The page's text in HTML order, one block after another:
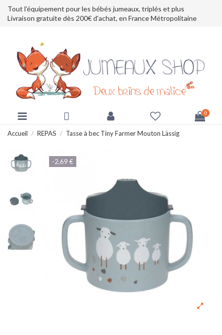
Tout l’équipement pour les bébés jumeaux, triplés et plus
Livraison gratuite dès 200€ d'achat, en France Métropolitaine
0
Accueil REPAS Tasse à bec Tiny Farmer Mouton Lässig
-2,69 €